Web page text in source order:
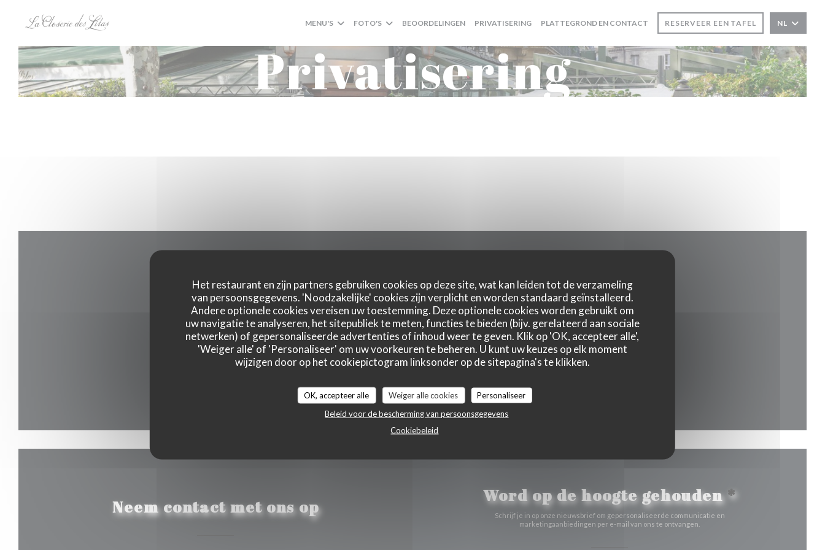
Het restaurant en zijn partners gebruiken cookies op deze site, wat kan leiden tot de verzameling
van persoonsgegevens. 'Noodzakelijke' cookies zijn verplicht en worden standaard geïnstalleerd.
Andere optionele cookies vereisen uw toestemming. Deze optionele cookies worden gebruikt om
uw navigatie te analyseren, het sitepubliek te meten, functies te bieden (bijv. gerelateerd aan sociale
netwerken) of gepersonaliseerde advertenties of inhoud weer te geven. Klik op 'OK, accepteer alle',
'Weiger alle' of 'Personaliseer' om uw voorkeuren te beheren. U kunt uw keuzes op elk moment
wijzigen door op het cookiepictogram linksonder op de sitepagina's te klikken.
OK, accepteer alle Weiger alle cookies
Personaliseer
Beleid voor de bescherming van persoonsgegevens
Cookiebeleid
MENU'S FOTO'S BEOORDELINGEN PRIVATISERING PLATTEGROND EN CONTACT RESERVEER EEN TAFEL NL
Privatisering
Plattegrond en Contact
171 boulevard du Montparnasse 75006 Paris((opent in een nieuw venster))
01 40 51 34 50
Facebook ((opent in een nieuw venster))
Instagram ((opent in een nieuw venster))
Neem contact met ons op
Word op de hoogte gehouden*
Schrijf je in op onze nieuwsbrief om gepersonaliseerde communicatie en
marketingaanbiedingen per e-mail van ons te ontvangen.